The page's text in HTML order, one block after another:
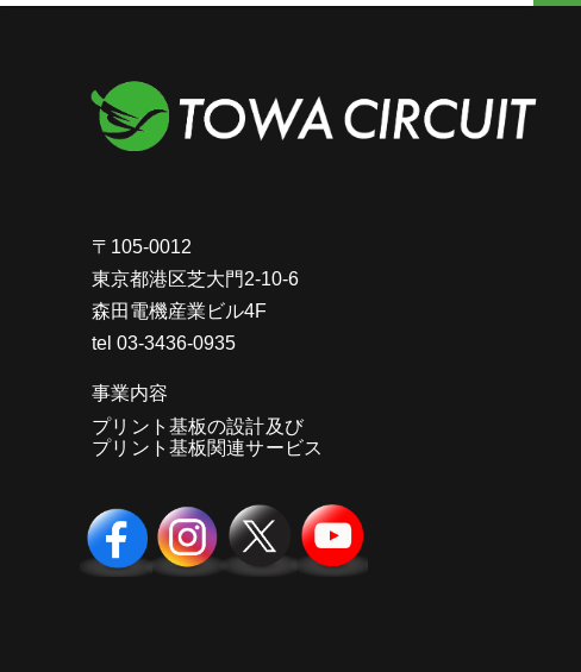
〒105-0012
東京都港区芝大門2-10-6
森田電機産業ビル4F
tel 03-3436-0935
事業内容
プリント基板の設計及び
プリント基板関連サービス